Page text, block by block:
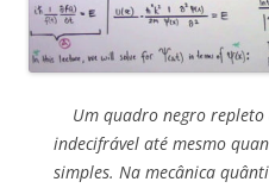
Um quadro negro
indecifrável até mesmo
simples. Na mecânica